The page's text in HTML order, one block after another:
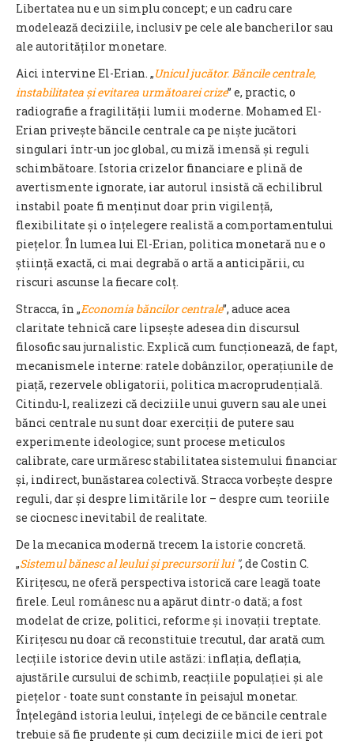
Libertatea nu e un simplu concept; e un cadru care
modelează deciziile, inclusiv pe cele ale bancherilor sau
ale autorităților monetare.
Aici intervine El-Erian. „Unicul jucător. Băncile centrale,
instabilitatea și evitarea următoarei crize” e, practic, o
radiografie a fragilității lumii moderne. Mohamed El-
Erian privește băncile centrale ca pe niște jucători
singulari într-un joc global, cu miză imensă și reguli
schimbătoare. Istoria crizelor financiare e plină de
avertismente ignorate, iar autorul insistă că echilibrul
instabil poate fi menținut doar prin vigilență,
flexibilitate și o înțelegere realistă a comportamentului
piețelor. În lumea lui El-Erian, politica monetară nu e o
știință exactă, ci mai degrabă o artă a anticipării, cu
riscuri ascunse la fiecare colț.
Stracca, în „Economia băncilor centrale”, aduce acea
claritate tehnică care lipsește adesea din discursul
filosofic sau jurnalistic. Explică cum funcționează, de fapt,
mecanismele interne: ratele dobânzilor, operațiunile de
piață, rezervele obligatorii, politica macroprudențială.
Citindu-l, realizezi că deciziile unui guvern sau ale unei
bănci centrale nu sunt doar exerciții de putere sau
experimente ideologice; sunt procese meticulos
calibrate, care urmăresc stabilitatea sistemului financiar
și, indirect, bunăstarea colectivă. Stracca vorbește despre
reguli, dar și despre limitările lor – despre cum teoriile
se ciocnesc inevitabil de realitate.
De la mecanica modernă trecem la istorie concretă.
„Sistemul bănesc al leului și precursorii lui", de Costin C.
Kirițescu, ne oferă perspectiva istorică care leagă toate
firele. Leul românesc nu a apărut dintr-o dată; a fost
modelat de crize, politici, reforme și inovații treptate.
Kirițescu nu doar că reconstituie trecutul, dar arată cum
lecțiile istorice devin utile astăzi: inflația, deflația,
ajustările cursului de schimb, reacțiile populației și ale
piețelor - toate sunt constante în peisajul monetar.
Înțelegând istoria leului, înțelegi de ce băncile centrale
trebuie să fie prudente și cum deciziile mici de ieri pot